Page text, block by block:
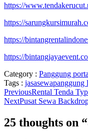
https://
https://
https://
https://
Category : Panggung
Tags : jasasewapanggung
PreviousRental Tenda
NextPusat Sewa
25 thoughts on “